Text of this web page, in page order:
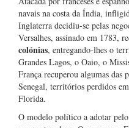
navais na costa da Índia,
Inglaterra decidiu-se pelas
Versalhes, assinado em 1783,
colónias, entregando-lhes o
Grandes Lagos, o Oaio, o
França recuperou algumas das
Senegal, territórios perdidos
Florida.
O modelo político a adotar